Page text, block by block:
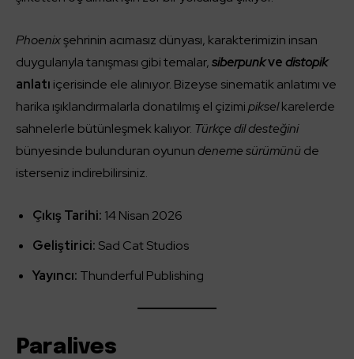
Phoenixşehrinin acımasız dünyası, karakterimizin insan
duygularıyla tanışması gibi temalar,siberpunkvedistopik
anlatı içerisinde ele alınıyor. Bizeyse sinematik anlatımı ve
harika ışıklandırmalarla donatılmış el çizimipikselkarelerde
sahnelerle bütünleşmek kalıyor. Türkçe dil desteğini
bünyesinde bulunduran oyunundeneme sürümünüde
isterseniz indirebilirsiniz.
Çıkış Tarihi: 14 Nisan 2026
Geliştirici: Sad Cat Studios
Yayıncı: Thunderful Publishing
Paralives